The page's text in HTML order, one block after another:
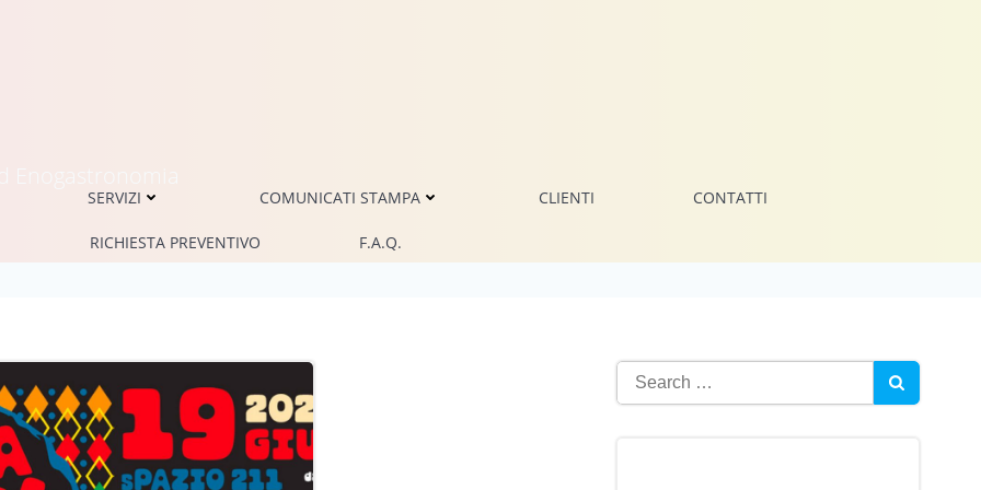
SERVIZI COMUNICATI STAMPA CLIENTI CONTATTI
RICHIESTA PREVENTIVO F.A.Q.
Search
for: